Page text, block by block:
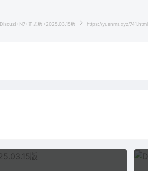
Discuz!+N7+正式版+2025.03.15版 https://yuanma.xyz/741.html